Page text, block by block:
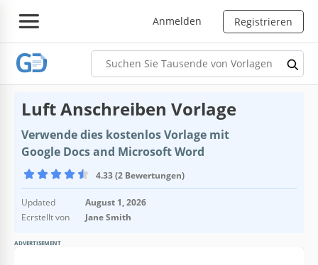
Anmelden Registrieren
Luft Anschreiben Vorlage
Verwende dies kostenlos Vorlage mit
Google Docs and Microsoft Word
4.33 (2 Bewertungen)
Updated
August 1, 2026
Ecrstellt von
Jane Smith
ADVERTISEMENT